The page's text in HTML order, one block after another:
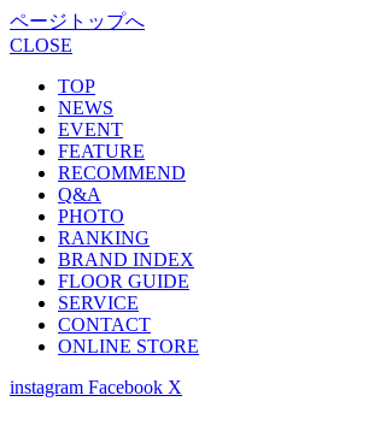
ページトップへ
CLOSE
TOP
NEWS
EVENT
FEATURE
RECOMMEND
Q&A
PHOTO
RANKING
BRAND INDEX
FLOOR GUIDE
SERVICE
CONTACT
ONLINE STORE
instagram Facebook X